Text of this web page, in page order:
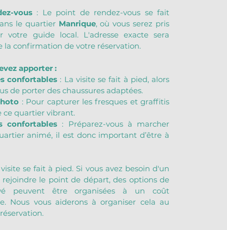
vous : Le point de rendez-vous se fait
le quartier Manrique, où vous serez pris
votre guide local. L'adresse exacte sera
la confirmation de votre réservation.
apporter :
confortables : La visite se fait à pied, alors
de porter des chaussures adaptées.
: Pour capturer les fresques et graffitis
ce quartier vibrant.
confortables : Préparez-vous à marcher
animé, il est donc important d’être à
se fait à pied. Si vous avez besoin d'un
le point de départ, des options de
peuvent être organisées à un coût
Nous vous aiderons à organiser cela au